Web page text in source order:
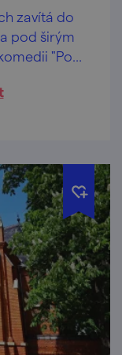
zavítá do
pod širým
"Po